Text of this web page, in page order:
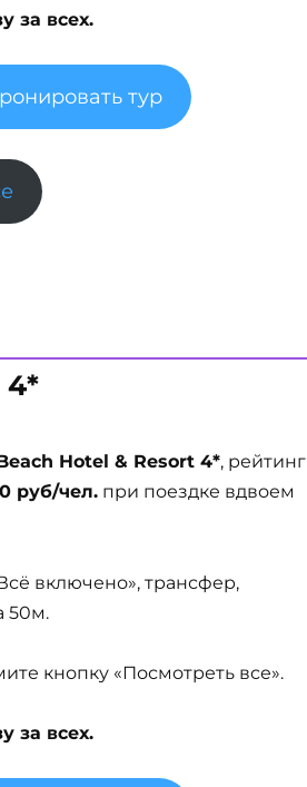
за всех.
тур
4*
Hotel & Resort 4*, рейтинг
руб/чел. при поездке вдвоем
включено», трансфер,
50м.
кнопку «Посмотреть все».
за всех.